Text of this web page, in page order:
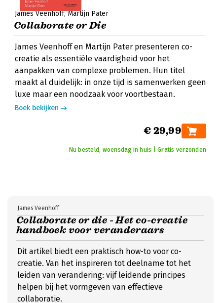
James Veenhoff Martijn Pater
Collaborate or Die
James Veenhoff en Martijn Pater presenteren co-
creatie als essentiële vaardigheid voor het
aanpakken van complexe problemen. Hun titel
maakt al duidelijk: in onze tijd is samenwerken geen
luxe maar een noodzaak voor voortbestaan.
Boek bekijken
€ 29,99
Nu besteld, woensdag in huis | Gratis verzonden
Collaborate or die - Het co-creatie
handboek voor veranderaars
James Veenhoff
Dit artikel biedt een praktisch how-to voor co-
creatie. Van het inspireren tot deelname tot het
leiden van verandering: vijf leidende principes
helpen bij het vormgeven van effectieve
collaboratie.